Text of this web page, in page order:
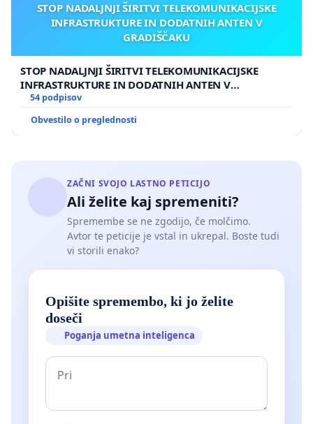
STOP NADALJNJI ŠIRITVI TELEKOMUNIKACIJSKE
INFRASTRUKTURE IN DODATNIH ANTEN V
GRADIŠČAKU
STOP NADALJNJI ŠIRITVI TELEKOMUNIKACIJSKE
INFRASTRUKTURE IN DODATNIH ANTEN V
GRADIŠČAKU
54 podpisov
Obvestilo o preglednosti
ZAČNI SVOJO LASTNO PETICIJO
Ali želite kaj spremeniti?
Spremembe se ne zgodijo, če molčimo.
Avtor te peticije je vstal in ukrepal. Boste tudi
vi storili enako?
Opišite spremembo, ki jo želite
doseči
Poganja umetna inteligenca